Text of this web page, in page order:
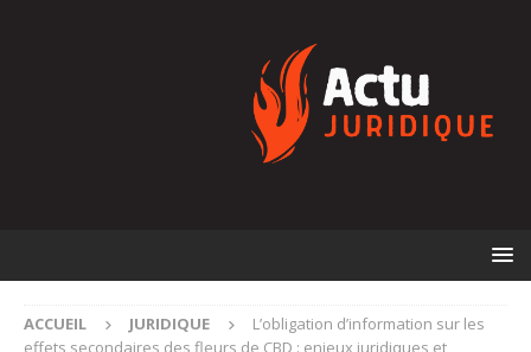
ACCUEIL JURIDIQUE
L’obligation d’information sur les
effets secondaires des fleurs de CBD : enjeux juridiques et